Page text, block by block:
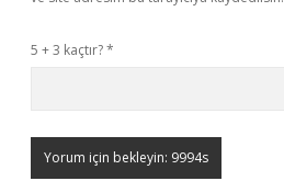
5 + 3 kaçtır?*